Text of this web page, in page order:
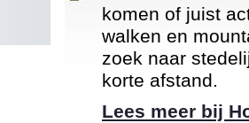
komen of juist
walken en
zoek naar
korte afstand.
Lees meer bij